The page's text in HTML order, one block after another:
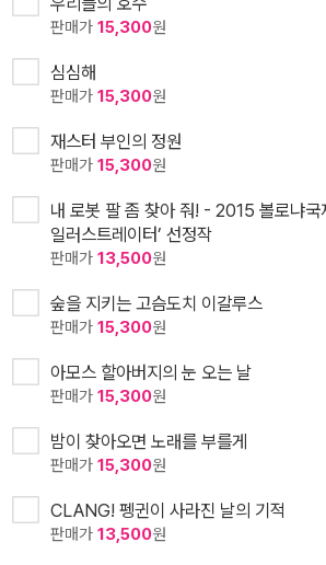
판매가 15,300원
심심해
판매가 15,300원
재스터 부인의 정원
판매가 15,300원
내 로봇 팔 좀 찾아 줘! - 2015 볼로냐국
일러스트레이터’ 선정작
판매가 13,500원
숲을 지키는 고슴도치 이갈루스
판매가 15,300원
아모스 할아버지의 눈 오는 날
판매가 15,300원
밤이 찾아오면 노래를 부를게
판매가 15,300원
CLANG! 펭귄이 사라진 날의 기적
판매가 13,500원